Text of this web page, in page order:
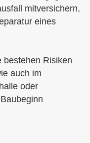
mitver­sichern,
eines
bestehen Risiken
auch im
oder